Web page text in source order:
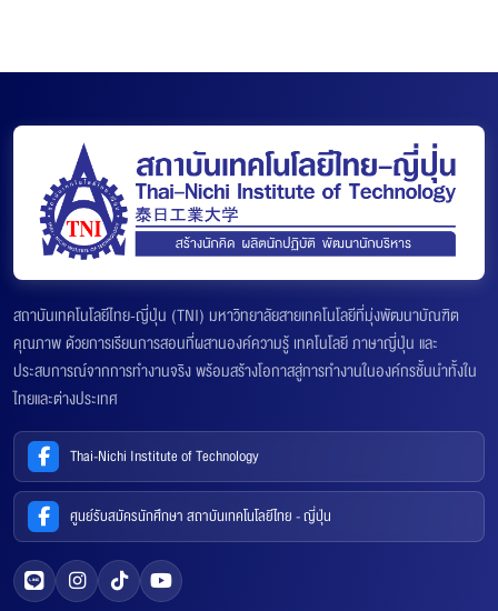
สถาบันเทคโนโลยีไทย-ญี่ปุ่น (TNI) มหาวิทยาลัยสายเทคโนโลยีที่มุ่งพัฒนาบัณฑิต
คุณภาพ ด้วยการเรียนการสอนที่ผสานองค์ความรู้ เทคโนโลยี ภาษาญี่ปุ่น และ
ประสบการณ์จากการทำงานจริง พร้อมสร้างโอกาสสู่การทำงานในองค์กรชั้นนำทั้งใน
ไทยและต่างประเทศ
Thai-Nichi Institute of Technology
ศูนย์รับสมัครนักศึกษา สถาบันเทคโนโลยีไทย - ญี่ปุ่น